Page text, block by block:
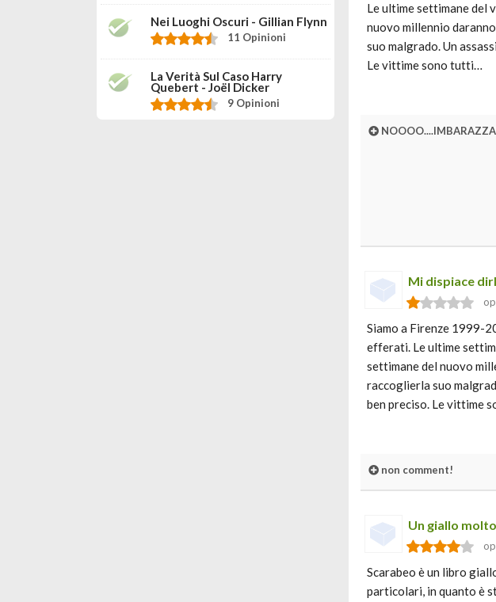
Le ultime settimane del
nuovo millennio
suo malgrado. Un
Le vittime sono tutti…
Mi dispiace
Siamo a Firenze 1999-
efferati. Le ultime
settimane del nuovo
raccoglierla suo
ben preciso. Le vittime
non comment!
Un giallo
Scarabeo è un libro
particolari, in quanto è
Nei Luoghi Oscuri - Gillian Flynn
11 Opinioni
La Verità Sul Caso Harry
Quebert - Joël Dicker
9 Opinioni